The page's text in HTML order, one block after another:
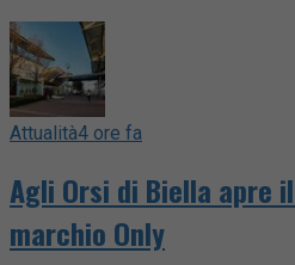
Attualità4 ore fa
Agli Orsi di Biella apre
marchio Only